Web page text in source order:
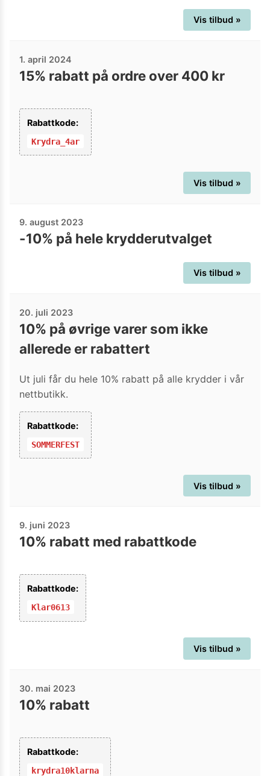
Vis tilbud »
1. april 2024
15% rabatt på ordre over 400 kr
Rabattkode:
Krydra_4ar
Vis tilbud »
9. august 2023
-10% på hele krydderutvalget
Vis tilbud »
20. juli 2023
10% på øvrige varer som ikke
allerede er rabattert
Ut juli får du hele 10% rabatt på alle krydder i vår
nettbutikk.
Rabattkode:
SOMMERFEST
Vis tilbud »
9. juni 2023
10% rabatt med rabattkode
Rabattkode:
Klar0613
Vis tilbud »
30. mai 2023
10% rabatt
Rabattkode:
krydra10klarna